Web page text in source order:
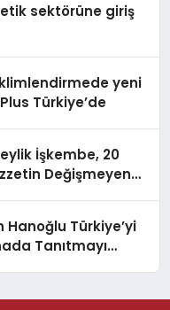
sektörüne giriş
yeni
Türkiye’de
İşkembe, 20
Değişmeyen
Hanoğlu Türkiye’yi
Tanıtmayı